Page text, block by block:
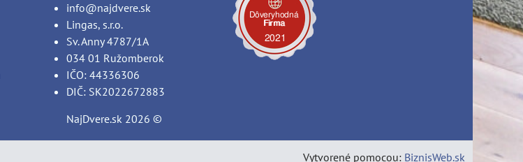
info@najdvere.sk
Lingas, s.r.o.
Sv. Anny 4787/1A
034 01 Ružomberok
IČO: 44336306
DIČ: SK2022672883
NajDvere.sk 2026 ©
Vytvorené pomocou: BiznisWeb.sk